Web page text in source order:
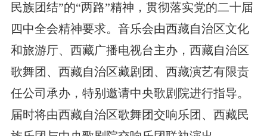
民族团结”的“两路”精神，贯彻落实党的二十届
四中全会精神要求。音乐会由西藏自治区文化
和旅游厅、西藏广播电视台主办，西藏自治区
歌舞团、西藏自治区藏剧团、西藏演艺有限责
任公司承办，特别邀请中央歌剧院进行指导。
届时将由西藏自治区歌舞团交响乐团、西藏民